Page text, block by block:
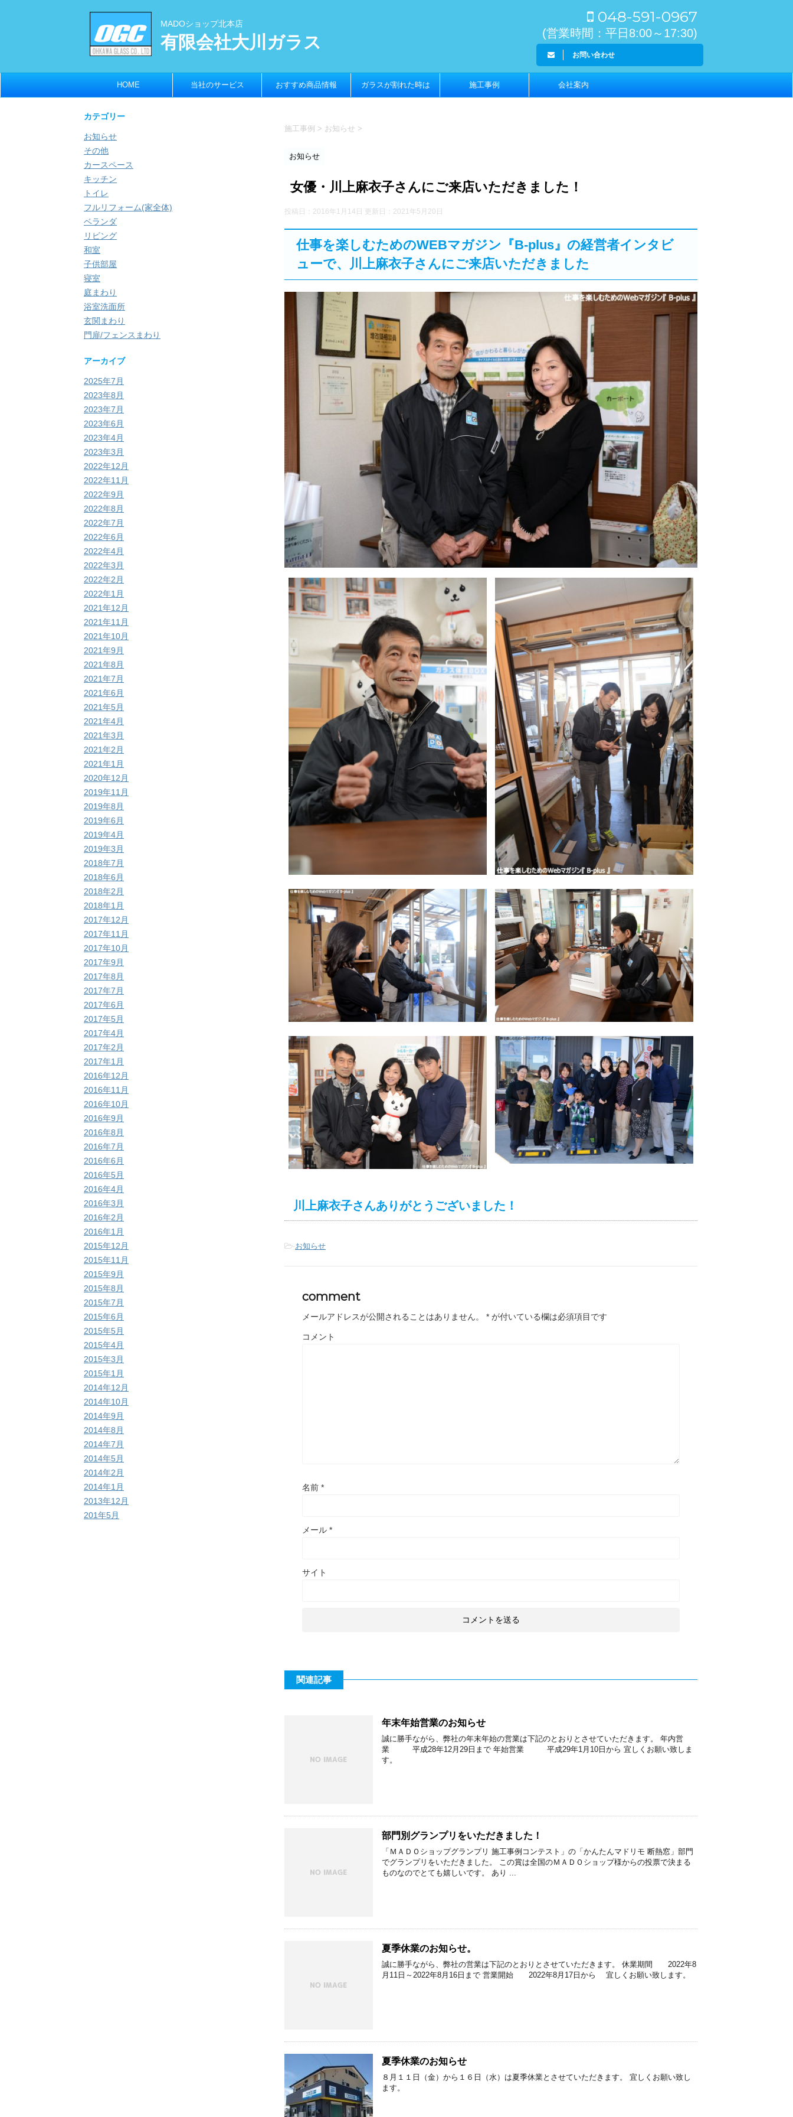
MADOショップ北本店
有限会社大川ガラス
048-591-0967
(営業時間：平日8:00～17:30)
お問い合わせ
HOME 当社のサービス おすすめ商品情報 ガラスが割れた時は 施工事例 会社案内
施工事例 > お知らせ >
お知らせ
女優・川上麻衣子さんにご来店いただきました！
投稿日：2016年1月14日 更新日： 2021年5月20日
仕事を楽しむためのWEBマガジン『B-plus』の経営者インタビ
ューで、川上麻衣子さんにご来店いただきました
川上麻衣子さんありがとうございました！
-お知らせ
comment
メールアドレスが公開されることはありません。 * が付いている欄は必須項目です
コメント
名前 *
メール *
サイト
関連記事
年末年始営業のお知らせ
誠に勝手ながら、弊社の年末年始の営業は下記のとおりとさせていただきます。 年内営
業 平成28年12月29日まで 年始営業 平成29年1月10日から 宜しくお願い致しま
す。
部門別グランプリをいただきました！
「ＭＡＤＯショップグランプリ 施工事例コンテスト」の「かんたんマドリモ 断熱窓」部門
でグランプリをいただきました。 この賞は全国のＭＡＤＯショップ様からの投票で決まる
ものなのでとても嬉しいです。 あり ...
夏季休業のお知らせ。
誠に勝手ながら、弊社の営業は下記のとおりとさせていただきます。 休業期間 2022年8
月11日～2022年8月16日まで 営業開始 2022年8月17日から 宜しくお願い致します。
夏季休業のお知らせ
８月１１日（金）から１６日（水）は夏季休業とさせていただきます。 宜しくお願い致し
ます。
カテゴリー
お知らせ
その他
カースペース
キッチン
トイレ
フルリフォーム(家全体)
ベランダ
リビング
和室
子供部屋
寝室
庭まわり
浴室洗面所
玄関まわり
門扉/フェンスまわり
アーカイブ
2025年7月
2023年8月
2023年7月
2023年6月
2023年4月
2023年3月
2022年12月
2022年11月
2022年9月
2022年8月
2022年7月
2022年6月
2022年4月
2022年3月
2022年2月
2022年1月
2021年12月
2021年11月
2021年10月
2021年9月
2021年8月
2021年7月
2021年6月
2021年5月
2021年4月
2021年3月
2021年2月
2021年1月
2020年12月
2019年11月
2019年8月
2019年6月
2019年4月
2019年3月
2018年7月
2018年6月
2018年2月
2018年1月
2017年12月
2017年11月
2017年10月
2017年9月
2017年8月
2017年7月
2017年6月
2017年5月
2017年4月
2017年2月
2017年1月
2016年12月
2016年11月
2016年10月
2016年9月
2016年8月
2016年7月
2016年6月
2016年5月
2016年4月
2016年3月
2016年2月
2016年1月
2015年12月
2015年11月
2015年9月
2015年8月
2015年7月
2015年6月
2015年5月
2015年4月
2015年3月
2015年1月
2014年12月
2014年10月
2014年9月
2014年8月
2014年7月
2014年5月
2014年2月
2014年1月
2013年12月
201年5月